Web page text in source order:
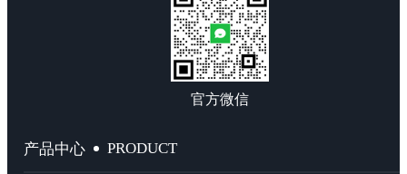
官方微信
产品中心 PRODUCT